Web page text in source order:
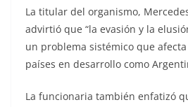
La titular del organismo,
advirtió que “la evasión y la
un problema sistémico que
países en desarrollo como
La funcionaria también enfatizó